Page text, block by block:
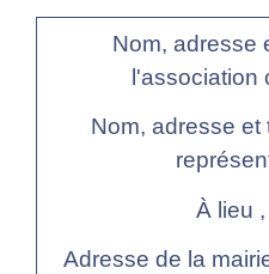
Nom, adresse
l'association
Nom, adresse
À lieu
Adresse de la